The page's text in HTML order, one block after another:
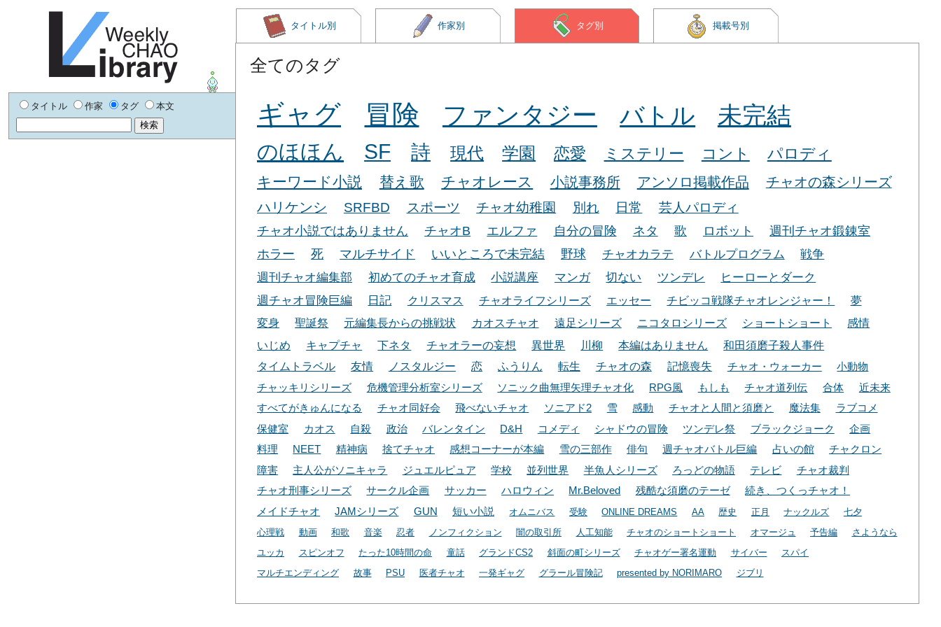
タイトル別 作家別 タグ別 掲載号別
全てのタグ
ギャグ 冒険 ファンタジー バトル 未完結
のほほん SF 詩 現代 学園 恋愛 ミステリー コント パロディ
キーワード小説 替え歌 チャオレース 小説事務所 アンソロ掲載作品
チャオの森シリーズ
ハリケンシ
SRFBD スポーツ チャオ幼稚園 別れ 日常
芸人パロディ
チャオ小説ではありません
チャオB エルファ 自分の冒険 ネタ 歌 ロボット 週刊チャオ鍛錬室
ホラー 死 マルチサイド いいところで未完結 野球 チャオカラテ バトルプログラム
戦争
週刊チャオ編集部
初めてのチャオ育成 小説講座 マンガ 切ない ツンデレ
ヒーローとダーク
週チャオ冒険巨編
日記 クリスマス チャオライフシリーズ エッセー チビッコ戦隊チャオレンジャー！
夢
変身
聖誕祭 元編集長からの挑戦状 カオスチャオ 遠足シリーズ ニコタロシリーズ ショートショート
感情
いじめ
キャプチャ 下ネタ チャオラーの妄想 異世界 川柳 本編はありません
和田須磨子殺人事件
タイムトラベル
友情 ノスタルジー 恋 ふうりん 転生 チャオの森 記憶喪失 チャオ・ウォーカー
小動物
チャッキリシリーズ
危機管理分析室シリーズ ソニック曲無理矢理チャオ化 RPG風 もしも チャオ道列伝 合体
近未来
すべてがきゅんになる
チャオ同好会 飛べないチャオ ソニアド2 雪 感動 チャオと人間と須磨と 魔法集
ラブコメ
保健室
カオス 自殺 政治 バレンタイン D&H コメディ シャドウの冒険 ツンデレ祭 ブラックジョーク
企画
料理
NEET 精神病 捨てチャオ 感想コーナーが本編 雪の三部作 俳句 週チャオバトル巨編 占いの館
チャクロン
障害
主人公がソニキャラ ジュエルピュア 学校 並列世界 半魚人シリーズ ろっどの物語 テレビ
チャオ裁判
チャオ刑事シリーズ
サークル企画 サッカー ハロウィン Mr.Beloved 残酷な須磨のテーゼ
続き、つくっチャオ！
メイドチャオ
JAMシリーズ GUN 短い小説 オムニバス 受験 ONLINE DREAMS AA 歴史 正月 ナックルズ
七夕
心理戦
動画 和歌 音楽 忍者 ノンフィクション 闇の取引所 人工知能 チャオのショートショート オマージュ 予告編
さようなら
ユッカ
スピンオフ たった10時間の命 童話 グランドCS2 斜面の町シリーズ チャオゲー署名運動 サイバー
スパイ
マルチエンディング
故事 PSU 医者チャオ 一発ギャグ グラール冒険記 presented by NORIMARO ジブリ
タイトル 作家 タグ 本文